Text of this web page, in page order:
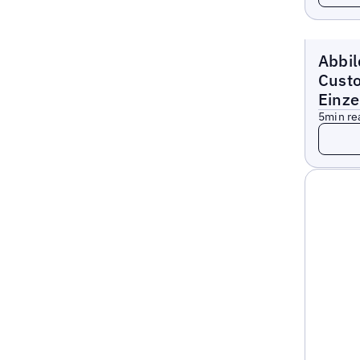
5min
Read